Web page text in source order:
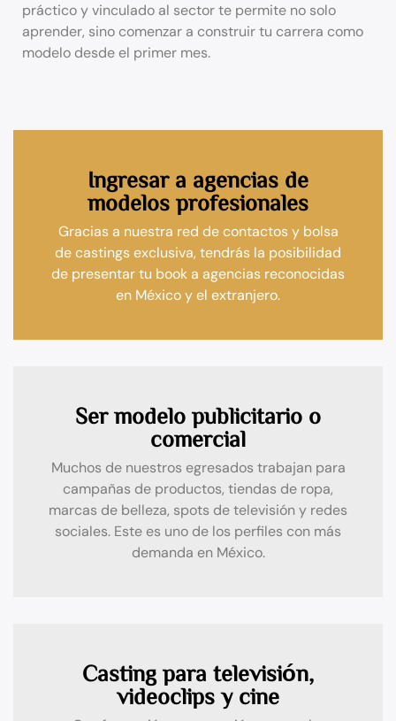
práctico y vinculado al sector te permite no solo
aprender, sino comenzar a construir tu carrera como
modelo desde el primer mes.
Ingresar a agencias de
modelos profesionales
Gracias a nuestra red de contactos y bolsa
de castings exclusiva, tendrás la posibilidad
de presentar tu book a agencias reconocidas
en México y el extranjero.
Ser modelo publicitario o
comercial
Muchos de nuestros egresados trabajan para
campañas de productos, tiendas de ropa,
marcas de belleza, spots de televisión y redes
sociales. Este es uno de los perfiles con más
demanda en México.
Casting para televisión,
videoclips y cine